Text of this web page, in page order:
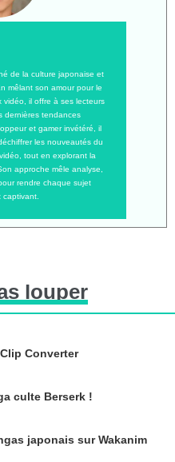
de la culture japonaise et
mêlant son amour pour le
il offre à ses lecteurs
dernières tendances
et gamer invétéré, il
les nouveautés du
tout en explorant la
approche mêle analyse,
rendre chaque sujet
captivant.
louper
Converter
culte Berserk !
japonais sur Wakanim